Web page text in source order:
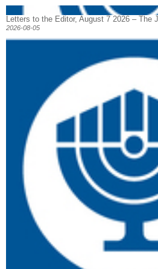
Letters to the Editor, August 7 2026 – The
2026-08-05